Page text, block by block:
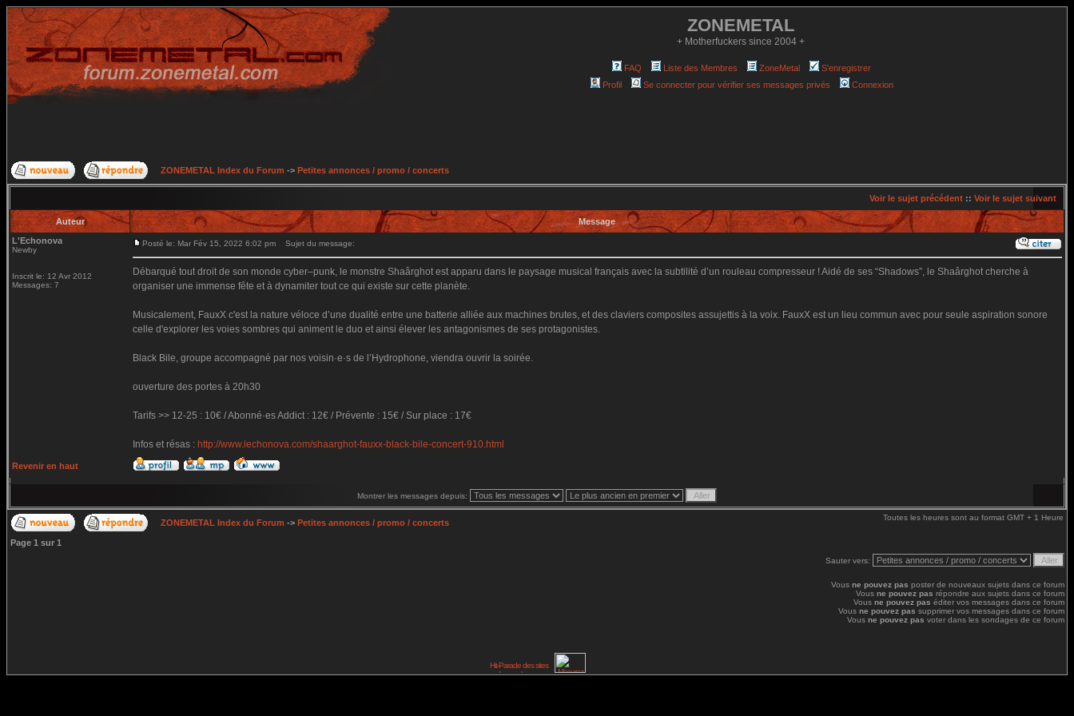
ZONEMETAL
+ Motherfuckers since 2004 +
FAQ Liste des Membres ZoneMetal
S'enregistrer
Profil
Se connecter pour vérifier ses messages privés Connexion
ZONEMETAL Index du Forum -> Petites annonces / promo / concerts
Voir le sujet précédent :: Voir le sujet suivant
Auteur
Message
L'Echonova
Newby
Inscrit le: 12 Avr 2012
Messages: 7
Posté le: Mar Fév 15, 2022 6:02 pm Sujet du message:
Débarqué tout droit de son monde cyber–punk, le monstre Shaârghot est apparu dans le paysage musical français avec la subtilité d’un rouleau compresseur ! Aidé de ses “Shadows”, le Shaârghot cherche à
organiser une immense fête et à dynamiter tout ce qui existe sur cette planète.
Musicalement, FauxX c'est la nature véloce d’une dualité entre une batterie alliée aux machines brutes, et des claviers composites assujettis à la voix. FauxX est un lieu commun avec pour seule aspiration sonore
celle d'explorer les voies sombres qui animent le duo et ainsi élever les antagonismes de ses protagonistes.
Black Bile, groupe accompagné par nos voisin·e·s de l’Hydrophone, viendra ouvrir la soirée.
ouverture des portes à 20h30
Tarifs >> 12-25 : 10€ / Abonné·es Addict : 12€ / Prévente : 15€ / Sur place : 17€
Infos et résas : http://www.lechonova.com/shaarghot-fauxx-black-bile-concert-910.html
Revenir en haut
Montrer les messages depuis:
ZONEMETAL Index du Forum -> Petites annonces / promo / concerts
Toutes les heures sont au format GMT + 1 Heure
Page 1 sur 1
Sauter vers:
Vous ne pouvez pas poster de nouveaux sujets dans ce forum
Vous ne pouvez pas répondre aux sujets dans ce forum
Vous ne pouvez pas éditer vos messages dans ce forum
Vous ne pouvez pas supprimer vos messages dans ce forum
Vous ne pouvez pas voter dans les sondages de ce forum